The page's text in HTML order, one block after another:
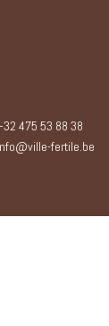
475 53 88 38
fertile.be